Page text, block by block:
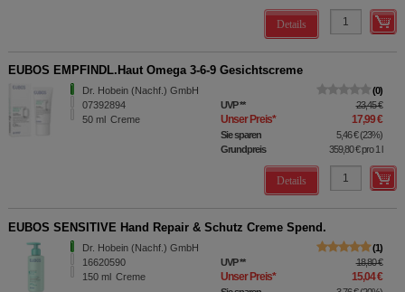
Details
EUBOS EMPFINDL.Haut Omega 3-6-9 Gesichtscreme
Dr. Hobein (Nachf.) GmbH
07392894
50 ml Creme
0
UVP** 23,45 €
Unser Preis* 17,99 €
Sie sparen 5,46 €(23%)
Grundpreis
359,80 €pro 1 l
Details
EUBOS SENSITIVE Hand Repair & Schutz Creme Spend.
Dr. Hobein (Nachf.) GmbH
16620590
150 ml Creme
1
UVP** 18,80 €
Unser Preis* 15,04 €